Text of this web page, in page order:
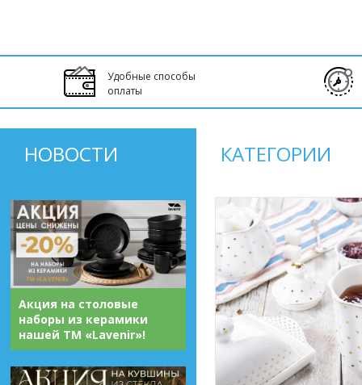
Удобные способы
оплаты
НОВОСТИ
Акция на столовые
наборы из керамики
нашей ТМ «Lavenir»!
КАТЕГОРИИ